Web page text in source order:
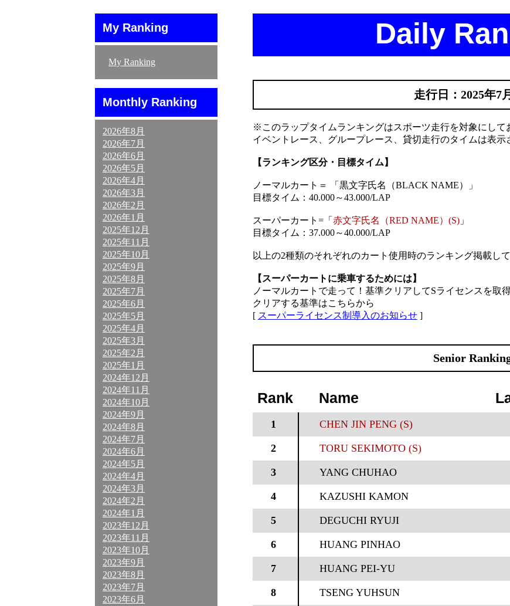
My Ranking
My Ranking
Monthly Ranking
2026年8月
2026年7月
2026年6月
2026年5月
2026年4月
2026年3月
2026年2月
2026年1月
2025年12月
2025年11月
2025年10月
2025年9月
2025年8月
2025年7月
2025年6月
2025年5月
2025年4月
2025年3月
2025年2月
2025年1月
2024年12月
2024年11月
2024年10月
2024年9月
2024年8月
2024年7月
2024年6月
2024年5月
2024年4月
2024年3月
2024年2月
2024年1月
2023年12月
2023年11月
2023年10月
2023年9月
2023年8月
2023年7月
2023年6月
Daily
走行日：2025年7
※このラップタイムランキングはスポーツ走行を対象にして
イベントレース、グループレース、貸切走行のタイムは表示
【ランキング区分・目標タイム】
ノーマルカート＝ 「黒文字氏名（BLACK NAME）」
目標タイム：40.000～43.000/LAP
スーパーカート=「 赤文字氏名（RED NAME）(S)」
目標タイム：37.000～40.000/LAP
以上の2種類のそれぞれのカート使用時のランキング掲載して
【スーパーカートに乗車するためには】
ノーマルカートで走って！基準クリアしてSライセンスを取
クリアする基準はこちらから
[ スーパーライセンス制導入のお知らせ]
Senior
Rank Name
1 CHEN JIN PENG (S)
2 TORU SEKIMOTO (S)
3 YANG CHUHAO
4 KAZUSHI KAMON
5 DEGUCHI RYUJI
6 HUANG PINHAO
7 HUANG PEI-YU
8 TSENG YUHSUN